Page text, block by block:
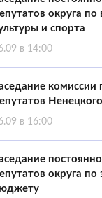
округа
и спорта
в 14:00
в 16:00
округа